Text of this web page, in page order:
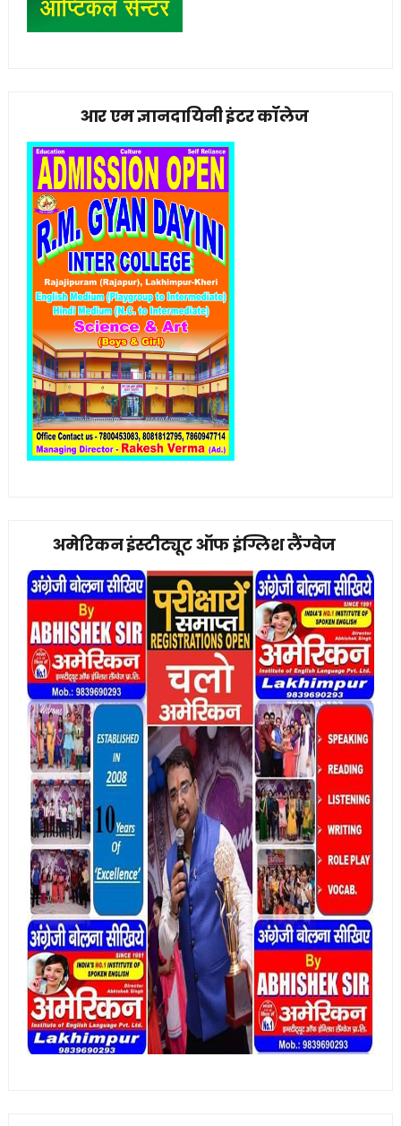
आर एम ज्ञानदायिनी इंटर कॉलेज
अमेरिकन इंस्टीट्यूट ऑफ इंग्लिश लैंग्वेज